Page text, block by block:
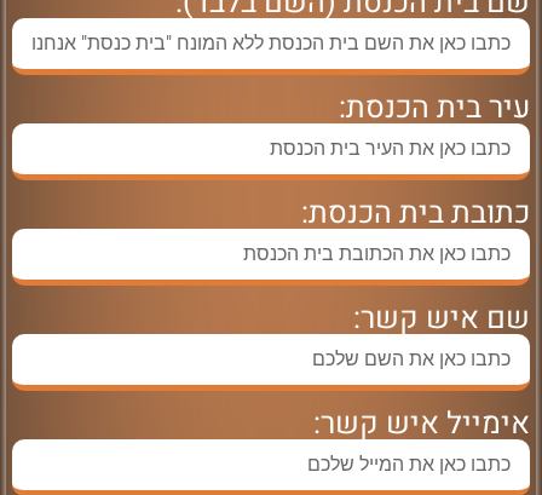
עיר בית הכנסת:
כתובת בית הכנסת:
שם איש קשר:
אימייל איש קשר: